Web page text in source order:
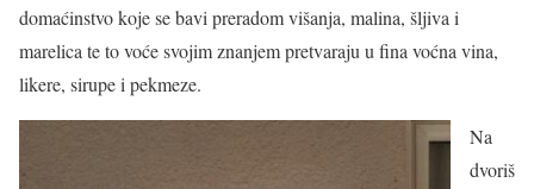
domaćinstvo koje se bavi preradom višanja, malina, šljiva i
marelica te to voće svojim znanjem pretvaraju u fina voćna vina,
likere, sirupe i pekmeze.
Na
dvoriš